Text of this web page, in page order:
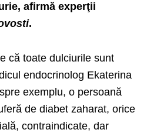
afirmă experţii
.
că toate dulciurile sunt
endocrinolog Ekaterina
exemplu, o persoană
de diabet zaharat, orice
contraindicate, dar